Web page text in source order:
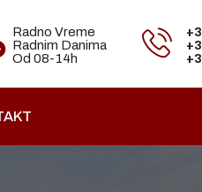
Radno Vreme
Radnim Danima
Od 08-14h